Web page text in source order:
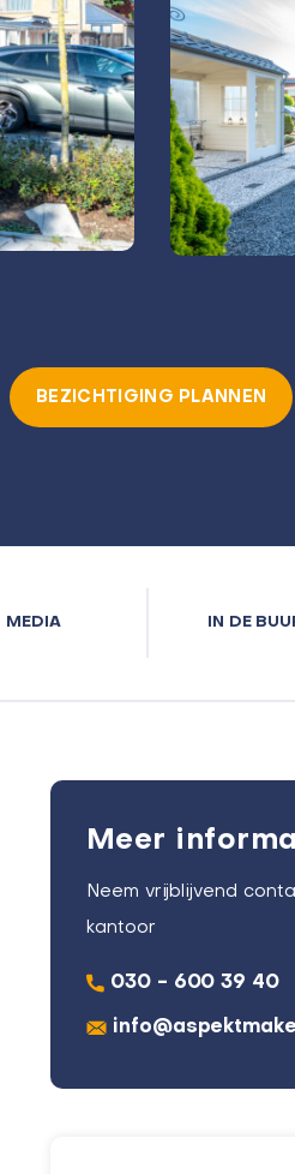
BEZICHTIGING PLANNEN
MEDIA IN DE
Meer
Neem vrijblijvend
kantoor
030 - 600 39 40